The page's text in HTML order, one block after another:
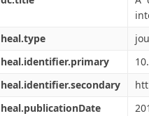
heal.type
heal.identifier.primary
heal.identifier.secondary
heal.publicationDate